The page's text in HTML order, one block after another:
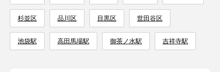
杉並区 品川区 目黒区 世田谷区
池袋駅 高田馬場駅 御茶ノ水駅 吉祥寺駅